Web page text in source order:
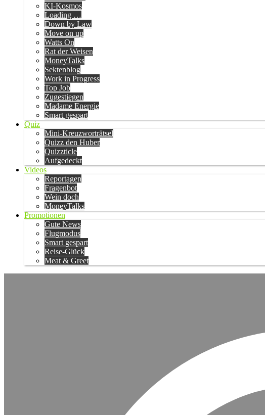
KI-Kosmos
Loading …
Down by Law
Move on up
Watts On
Rat der Weisen
MoneyTalks
Sektenblog
Work in Progress
Top Job
Zugestiegen
Madame Energie
Smart gespart
Quiz
Mini-Kreuzworträtsel
Quizz den Huber
Quizzticle
Aufgedeckt
Videos
Reportagen
Fragenbot
Wein doch
MoneyTalks
Promotionen
Gute News
Flugmodus
Smart gespart
Reise-Glück
Meat & Greet